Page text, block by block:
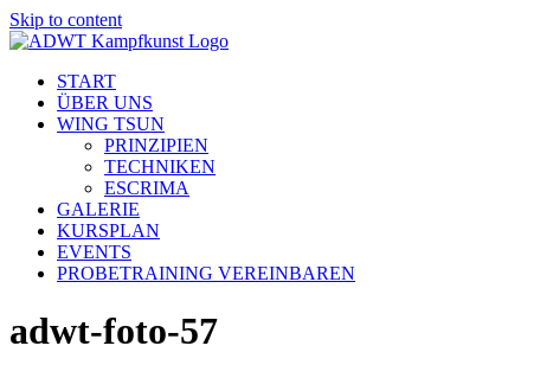
Skip to content
START
ÜBER UNS
WING TSUN
PRINZIPIEN
TECHNIKEN
ESCRIMA
GALERIE
KURSPLAN
EVENTS
PROBETRAINING VEREINBAREN
adwt-foto-57